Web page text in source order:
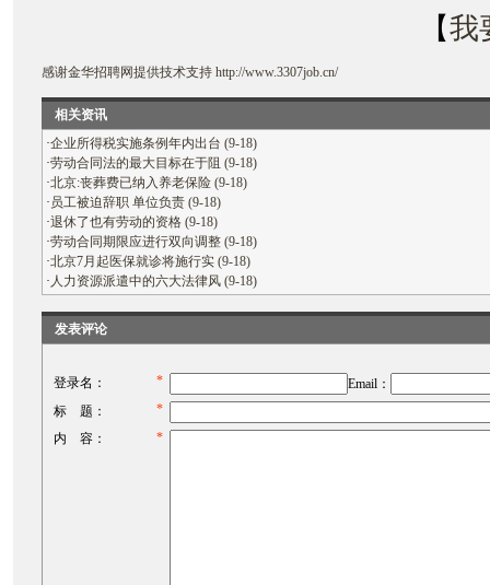
【我
感谢金华招聘网提供技术支持 http://www.3307job.cn/
相关资讯
·企业所得税实施条例年内出台 (9-18)
·劳动合同法的最大目标在于阻 (9-18)
·北京:丧葬费已纳入养老保险 (9-18)
· 员工被迫辞职 单位负责 (9-18)
·退休了也有劳动的资格 (9-18)
·劳动合同期限应进行双向调整 (9-18)
·北京7月起医保就诊将施行实 (9-18)
· 人力资源派遣中的六大法律风 (9-18)
发表评论
登录名： *
Email：
标 题：
*
内 容：
*